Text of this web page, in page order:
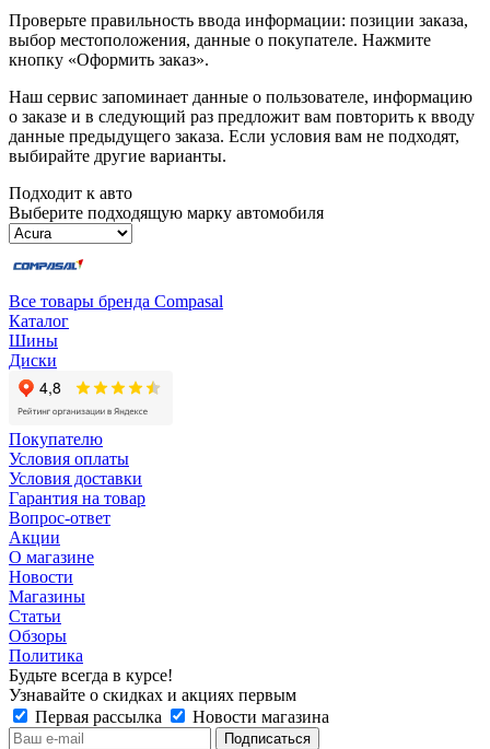
Проверьте правильность ввода информации: позиции заказа,
выбор местоположения, данные о покупателе. Нажмите
кнопку «Оформить заказ».
Наш сервис запоминает данные о пользователе, информацию
о заказе и в следующий раз предложит вам повторить к вводу
данные предыдущего заказа. Если условия вам не подходят,
выбирайте другие варианты.
Подходит к авто
Выберите подходящую марку автомобиля
Все товары бренда Compasal
Каталог
Шины
Диски
Покупателю
Условия оплаты
Условия доставки
Гарантия на товар
Вопрос-ответ
Акции
О магазине
Новости
Магазины
Статьи
Обзоры
Политика
Будьте всегда в курсе!
Узнавайте о скидках и акциях первым
Первая рассылка
Новости магазина